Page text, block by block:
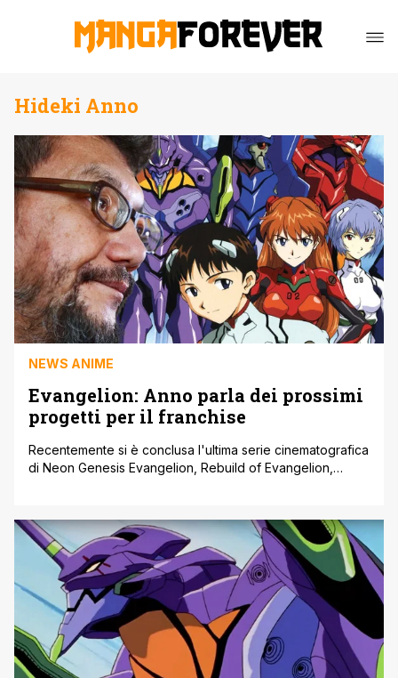
Hideki Anno
NEWS ANIME
Evangelion: Anno parla dei prossimi
progetti per il franchise
Recentemente si è conclusa l'ultima serie cinematografica
di Neon Genesis Evangelion, Rebuild of Evangelion,
di questo articolo, il regista Hideaki Anno non ha ancora
confermato se tornerà a ciò che è considerato il suo
capolavoro nell'anime. [']